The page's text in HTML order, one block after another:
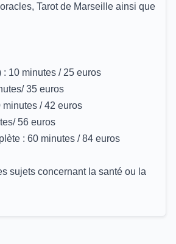
Tarot de Marseille ainsi que
10 minutes / 25 euros
35 euros
/ 42 euros
56 euros
: 60 minutes / 84 euros
sujets concernant la santé ou la